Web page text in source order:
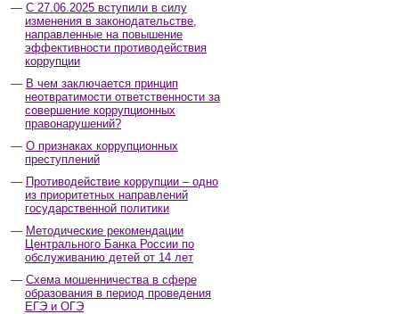
С 27.06.2025 вступили в силу
изменения в законодательстве,
направленные на повышение
эффективности противодействия
коррупции
В чем заключается принцип
неотвратимости ответственности за
совершение коррупционных
правонарушений?
О признаках коррупционных
преступлений
Противодействие коррупции – одно
из приоритетных направлений
государственной политики
Методические рекомендации
Центрального Банка России по
обслуживанию детей от 14 лет
Схема мошенничества в сфере
образования в период проведения
ЕГЭ и ОГЭ